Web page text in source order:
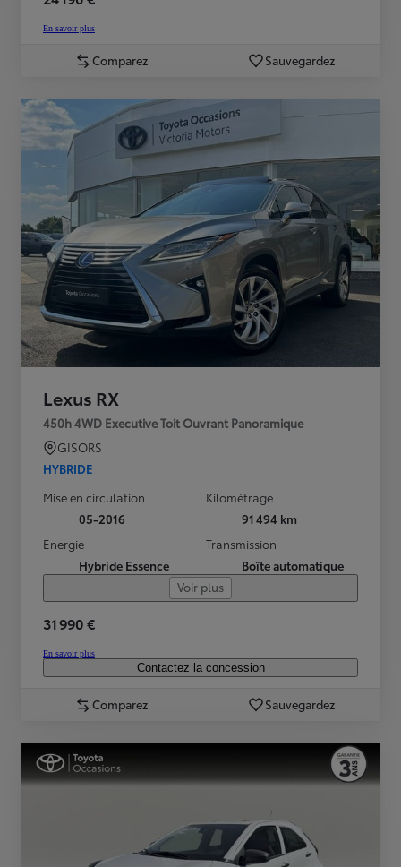
En savoir plus
Comparez Sauvegardez
Lexus RX
450h 4WD Executive Toit Ouvrant Panoramique
GISORS
HYBRIDE
Mise en circulation
05-2016
Kilométrage
91 494 km
Energie
Hybride Essence
Transmission
Boîte automatique
Voir plus
31 990 €
En savoir plus
Contactez la concession
Comparez Sauvegardez